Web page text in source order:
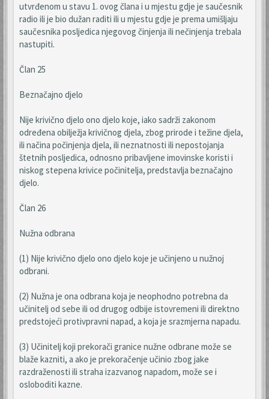
utvrđenom u stavu 1. ovog člana i u mjestu gdje je saučesnik
radio ili je bio dužan raditi ili u mjestu gdje je prema umišljaju
saučesnika posljedica njegovog činjenja ili nečinjenja trebala
nastupiti.
Član 25
Beznačajno djelo
Nije krivično djelo ono djelo koje, iako sadrži zakonom
određena obilježja krivičnog djela, zbog prirode i težine djela,
ili načina počinjenja djela, ili neznatnosti ili nepostojanja
štetnih posljedica, odnosno pribavljene imovinske koristi i
niskog stepena krivice počinitelja, predstavlja beznačajno
djelo.
Član 26
Nužna odbrana
(1) Nije krivično djelo ono djelo koje je učinjeno u nužnoj
odbrani.
(2) Nužna je ona odbrana koja je neophodno potrebna da
učinitelj od sebe ili od drugog odbije istovremeni ili direktno
predstojeći protivpravni napad, a koja je srazmjerna napadu.
(3) Učinitelj koji prekorači granice nužne odbrane može se
blaže kazniti, a ako je prekoračenje učinio zbog jake
razdraženosti ili straha izazvanog napadom, može se i
osloboditi kazne.